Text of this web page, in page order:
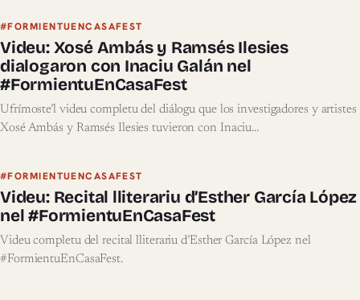
#FORMIENTUENCASAFEST
Videu: Xosé Ambás y Ramsés Ilesies
dialogaron con Inaciu Galán nel
#FormientuEnCasaFest
Ufrímoste’l videu completu del diálogu que los investigadores y artistes
Xosé Ambás y Ramsés Ilesies tuvieron con Inaciu…
#FORMIENTUENCASAFEST
Videu: Recital lliterariu d’Esther García López
nel #FormientuEnCasaFest
Videu completu del recital lliterariu d’Esther García López nel
#FormientuEnCasaFest.